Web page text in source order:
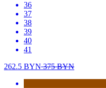
36
37
38
39
40
41
262.5 BYN375BYN